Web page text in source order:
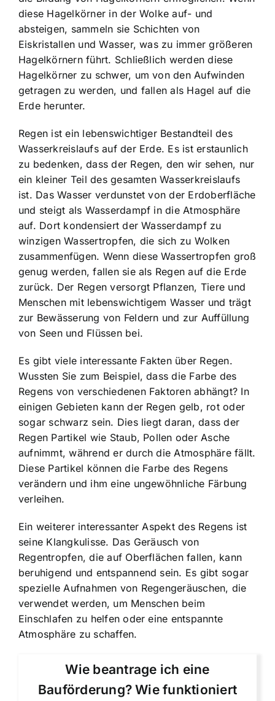
diese Hagelkörner in der Wolke auf- und
absteigen, sammeln sie Schichten von
Eiskristallen und Wasser, was zu immer größeren
Hagelkörnern führt. Schließlich werden diese
Hagelkörner zu schwer, um von den Aufwinden
getragen zu werden, und fallen als Hagel auf die
Erde herunter.
Regen ist ein lebenswichtiger Bestandteil des
Wasserkreislaufs auf der Erde. Es ist erstaunlich
zu bedenken, dass der Regen, den wir sehen, nur
ein kleiner Teil des gesamten Wasserkreislaufs
ist. Das Wasser verdunstet von der Erdoberfläche
und steigt als Wasserdampf in die Atmosphäre
auf. Dort kondensiert der Wasserdampf zu
winzigen Wassertropfen, die sich zu Wolken
zusammenfügen. Wenn diese Wassertropfen groß
genug werden, fallen sie als Regen auf die Erde
zurück. Der Regen versorgt Pflanzen, Tiere und
Menschen mit lebenswichtigem Wasser und trägt
zur Bewässerung von Feldern und zur Auffüllung
von Seen und Flüssen bei.
Es gibt viele interessante Fakten über Regen.
Wussten Sie zum Beispiel, dass die Farbe des
Regens von verschiedenen Faktoren abhängt? In
einigen Gebieten kann der Regen gelb, rot oder
sogar schwarz sein. Dies liegt daran, dass der
Regen Partikel wie Staub, Pollen oder Asche
aufnimmt, während er durch die Atmosphäre fällt.
Diese Partikel können die Farbe des Regens
verändern und ihm eine ungewöhnliche Färbung
verleihen.
Ein weiterer interessanter Aspekt des Regens ist
seine Klangkulisse. Das Geräusch von
Regentropfen, die auf Oberflächen fallen, kann
beruhigend und entspannend sein. Es gibt sogar
spezielle Aufnahmen von Regengeräuschen, die
verwendet werden, um Menschen beim
Einschlafen zu helfen oder eine entspannte
Atmosphäre zu schaffen.
Wie beantrage ich eine
Bauförderung? Wie funktioniert